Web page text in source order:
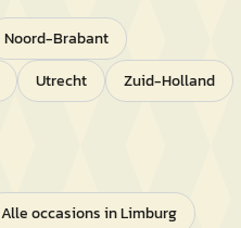
Noord-Brabant
Utrecht Zuid-Holland
Alle occasions inLimburg